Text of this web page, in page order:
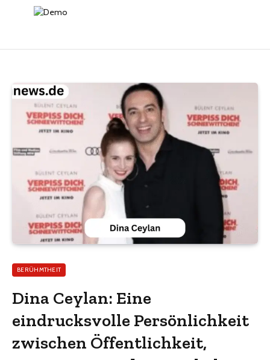
BERÜHMTHEIT
Dina Ceylan: Eine
eindrucksvolle Persönlichkeit
zwischen Öffentlichkeit,